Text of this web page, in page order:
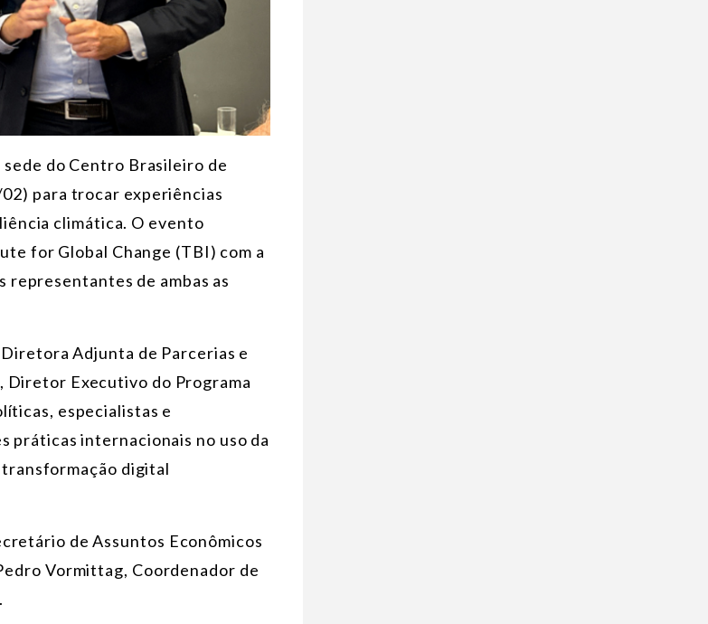
do Centro Brasileiro de
para trocar experiências
climática. O evento
for Global Change (TBI) com a
de ambas as
Adjunta de Parcerias e
Diretor Executivo do Programa
especialistas e
práticas internacionais no uso da
digital
de Assuntos Econômicos
Vormittag, Coordenador de